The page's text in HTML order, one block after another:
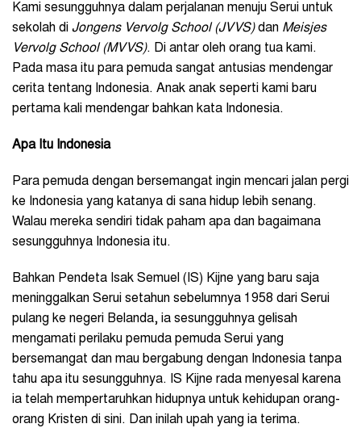
Kami sesungguhnya dalam perjalanan menuju Serui untuk
sekolah di Jongens Vervolg School (JVVS)dan Meisjes
Vervolg School (MVVS). Di antar oleh orang tua kami.
Pada masa itu para pemuda sangat antusias mendengar
cerita tentang Indonesia. Anak anak seperti kami baru
pertama kali mendengar bahkan kata Indonesia.
Apa Itu Indonesia
Para pemuda dengan bersemangat ingin mencari jalan pergi
ke Indonesia yang katanya di sana hidup lebih senang.
Walau mereka sendiri tidak paham apa dan bagaimana
sesungguhnya Indonesia itu.
Bahkan Pendeta Isak Semuel (IS) Kijne yang baru saja
meninggalkan Serui setahun sebelumnya 1958 dari Serui
pulang ke negeri Belanda, ia sesungguhnya gelisah
mengamati perilaku pemuda pemuda Serui yang
bersemangat dan mau bergabung dengan Indonesia tanpa
tahu apa itu sesungguhnya. IS Kijne rada menyesal karena
ia telah mempertaruhkan hidupnya untuk kehidupan orang-
orang Kristen di sini. Dan inilah upah yang ia terima.